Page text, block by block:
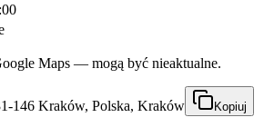
Maps — mogą być nieaktualne.
146 Kraków, Polska, Kraków Kopiuj